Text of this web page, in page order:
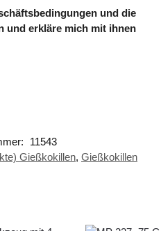
und die
und erkläre mich mit ihnen
11543
Gießkokillen, Gießkokillen